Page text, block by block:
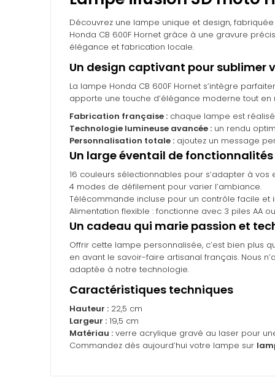
Découvrez une lampe unique et design,
Honda CB 600F Hornet grâce à une gravure
élégance et fabrication locale.
Un design captivant pour sublimer
La lampe Honda CB 600F Hornet s’intègre
apporte une touche d’élégance moderne tout en
Fabrication française : chaque lampe est
Technologie lumineuse avancée : un rendu
Personnalisation totale : ajoutez un message
Un large éventail de
16 couleurs sélectionnables pour s’adapter à vos
4 modes de défilement pour varier l’ambiance.
Télécommande incluse pour un contrôle facile et
Alimentation flexible : fonctionne avec 3 piles AA
Un cadeau qui marie passion et
Offrir cette lampe personnalisée, c’est bien plus
en avant le savoir-faire artisanal français. Nous
adaptée à notre technologie.
Caractéristiques techniques
Hauteur : 22,5 cm
Largeur : 19,5 cm
Matériau : verre acrylique gravé au laser pour
Commandez dès aujourd’hui votre lampe sur